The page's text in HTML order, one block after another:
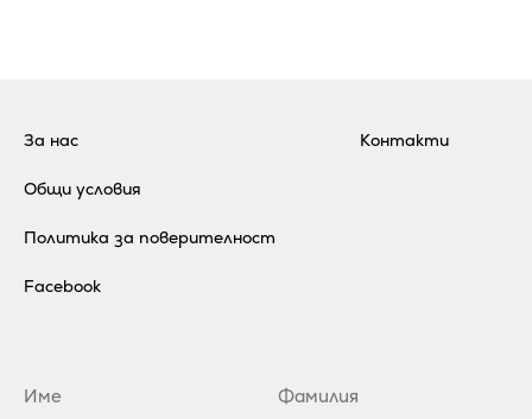
За нас
Общи условия
Политика за поверителност
Контакти
Facebook